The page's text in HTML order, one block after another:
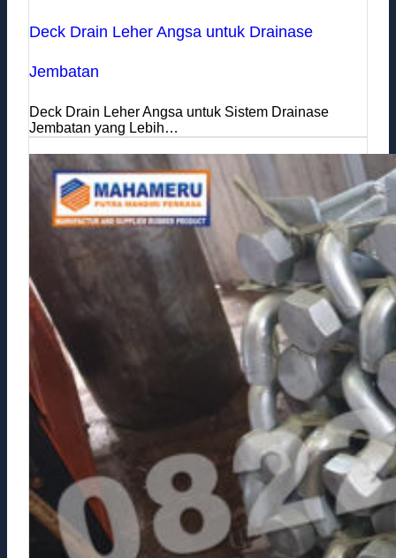
Deck Drain Leher Angsa untuk Drainase
Jembatan
Deck Drain Leher Angsa untuk Sistem Drainase
Jembatan yang Lebih…